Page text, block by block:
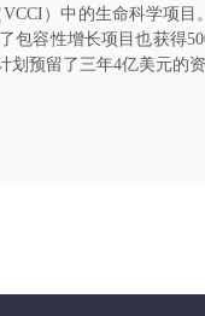
）中的生命科学项
容性增长项目也获得
预留了三年4亿美元的资